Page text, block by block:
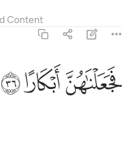
Content
فجعلناهن ابكارا ٣٦
فَجَعَلْنَـٰهُنَّ أَبْكَارًا ٣٦
ﲕﲖﲗ